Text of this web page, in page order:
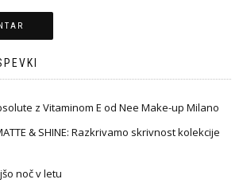
z Vitaminom E od Nee Make-up Milano
& SHINE: Razkrivamo skrivnost kolekcije
noč v letu